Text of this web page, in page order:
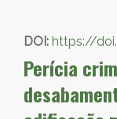
DOI: https://
Perícia